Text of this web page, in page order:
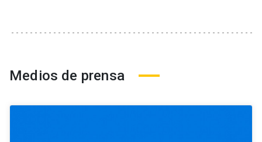
Medios de prensa